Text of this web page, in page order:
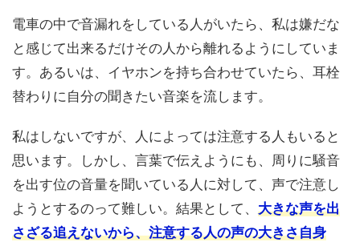
電車の中で音漏れをしている人がいたら、私は嫌だな
と感じて出来るだけその人から離れるようにしていま
す。あるいは、イヤホンを持ち合わせていたら、耳栓
替わりに自分の聞きたい音楽を流します。
私はしないですが、人によっては注意する人もいると
思います。しかし、言葉で伝えようにも、周りに騒音
を出す位の音量を聞いている人に対して、声で注意し
ようとするのって難しい。結果として、 大きな声を出
さざる追えないから、注意する人の声の大きさ自身